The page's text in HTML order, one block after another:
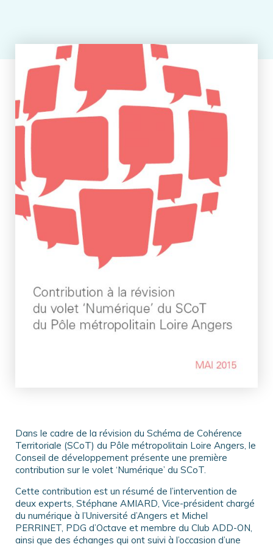
Dans le cadre de la révision du Schéma de Cohérence
Territoriale (SCoT) du Pôle métropolitain Loire Angers, le
Conseil de développement présente une première
contribution sur le volet ‘Numérique’ du SCoT.
Cette contribution est un résumé de l’intervention de
deux experts, Stéphane AMIARD, Vice-président chargé
du numérique à l’Université d’Angers et Michel
PERRINET, PDG d’Octave et membre du Club ADD-ON,
ainsi que des échanges qui ont suivi à l’occasion d’une